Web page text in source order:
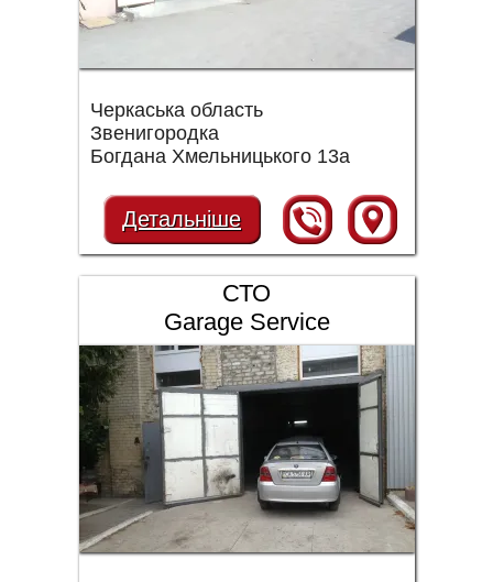
Черкаська область
Звенигородка
Богдана Хмельницького 13а
Детальніше
СТО
Garage Service